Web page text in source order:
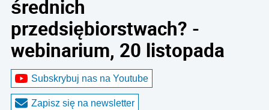
średnich
przedsiębiorstwach? -
webinarium, 20 listopada
Subskrybuj nas na Youtube
Zapisz się na newsletter